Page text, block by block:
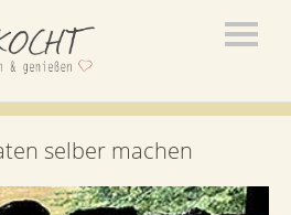
selber machen